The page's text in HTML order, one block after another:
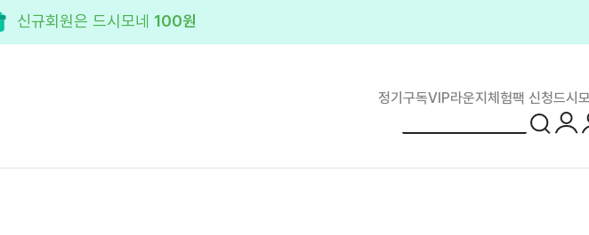
신규회원은 드시모네 100원
정기구독VIP라운지 체험팩 신청드시
로그